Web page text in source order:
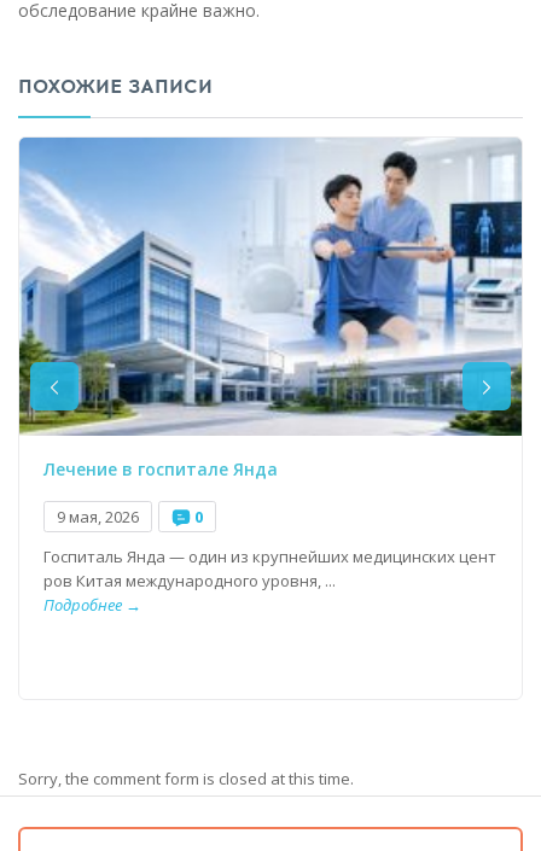
обследование крайне важно.
ПОХОЖИЕ ЗАПИСИ
Лечение в госпитале Янда
9 мая, 2026
0
Госпиталь Янда — один из крупнейших медицинских цент
ров Китая международного уровня, ...
Подробнее →
Sorry, the comment form is closed at this time.